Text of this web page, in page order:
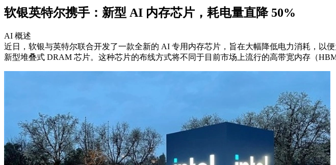
软银英特尔携手：新型 AI 内存芯片，耗电量直降 50%
AI 概述
近日，软银与英特尔联合开发了一款全新的 AI 专用内存芯片，旨在大幅降低电力消耗，以
新型堆叠式 DRAM 芯片。这种芯片的布线方式将不同于目前市场上流行的高带宽内存（